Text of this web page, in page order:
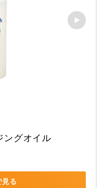
ングオイル
る